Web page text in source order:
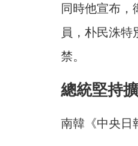
同時他宣布，
員，朴民洙
禁。
總統堅持
南韓《中央日